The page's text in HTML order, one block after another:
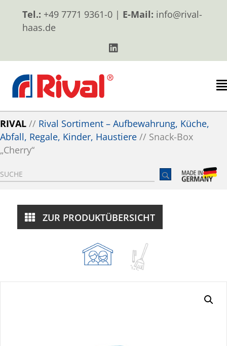
Tel.: +49 7771 9361-0 | E-Mail: info@rival-
haas.de
RIVAL // Rival Sortiment – Aufbewahrung, Küche,
Abfall, Regale, Kinder, Haustiere // Snack-Box
„Cherry“
ZUR PRODUKTÜBERSICHT